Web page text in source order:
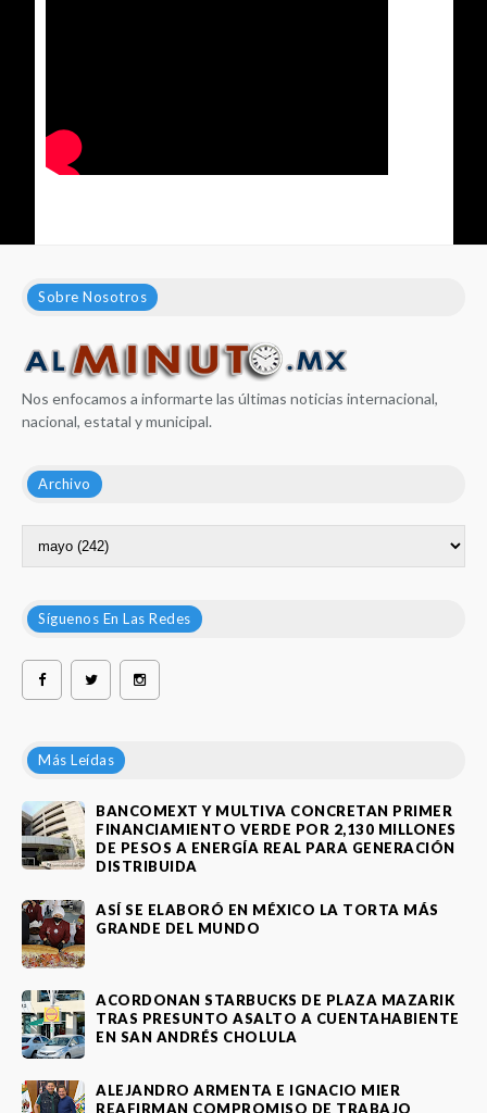
Sobre Nosotros
Nos enfocamos a informarte las últimas noticias internacional,
nacional, estatal y municipal.
Archivo
Síguenos En Las Redes
Más Leídas
BANCOMEXT Y MULTIVA CONCRETAN PRIMER
FINANCIAMIENTO VERDE POR 2,130 MILLONES
DE PESOS A ENERGÍA REAL PARA GENERACIÓN
DISTRIBUIDA
ASÍ SE ELABORÓ EN MÉXICO LA TORTA MÁS
GRANDE DEL MUNDO
ACORDONAN STARBUCKS DE PLAZA MAZARIK
TRAS PRESUNTO ASALTO A CUENTAHABIENTE
EN SAN ANDRÉS CHOLULA
ALEJANDRO ARMENTA E IGNACIO MIER
REAFIRMAN COMPROMISO DE TRABAJO